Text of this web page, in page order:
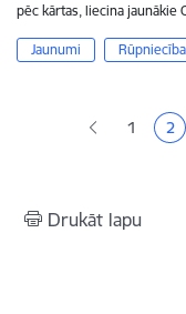
pēc kārtas, liecina jaunākie
Jaunumi Rūpniecība
Lapa
1 2
Drukāt lapu